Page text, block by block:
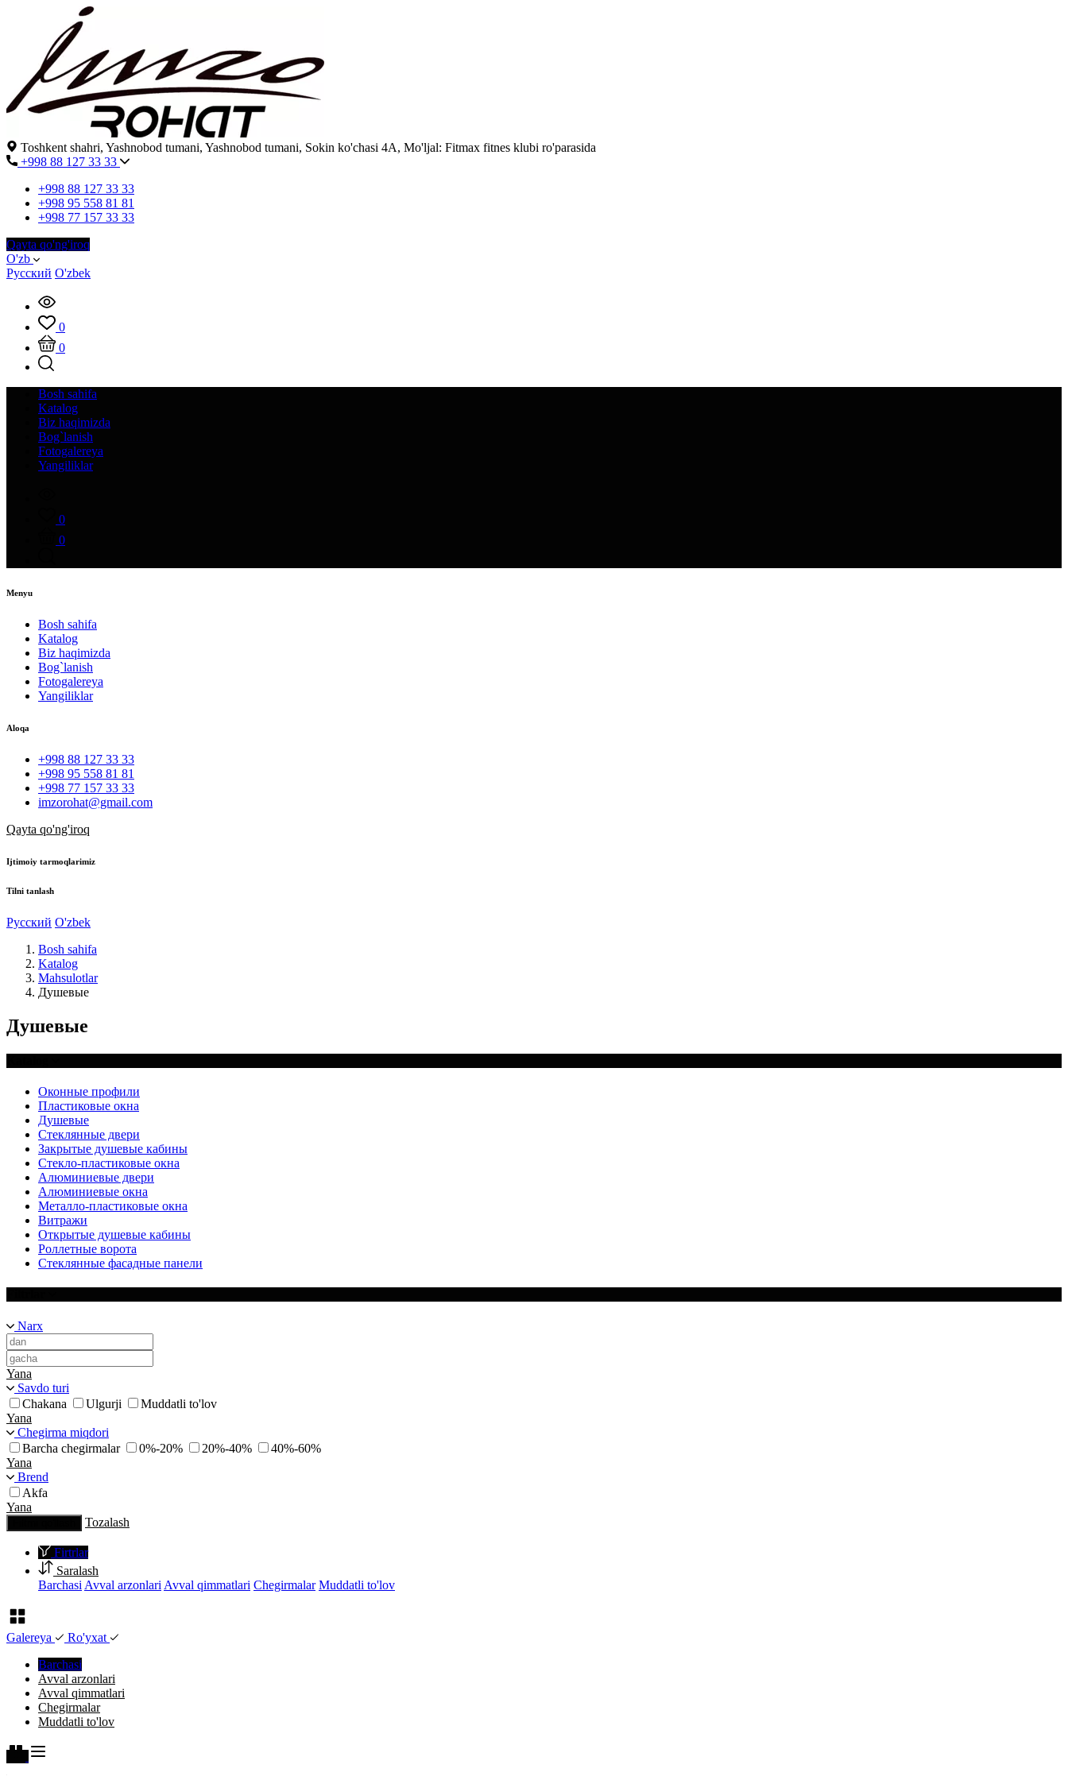
Toshkent shahri, Yashnobod tumani, Yashnobod tumani, Sokin ko'chasi 4A, Mo'ljal: Fitmax fitnes klubi ro'parasida
+998 88 127 33 33
+998 88 127 33 33
+998 95 558 81 81
+998 77 157 33 33
Qayta qo'ng'iroq
O'zb
Русский O'zbek
0
0
Bosh sahifa
Katalog
Biz haqimizda
Bog`lanish
Fotogalereya
Yangiliklar
0
0
Menyu
Bosh sahifa
Katalog
Biz haqimizda
Bog`lanish
Fotogalereya
Yangiliklar
Aloqa
+998 88 127 33 33
+998 95 558 81 81
+998 77 157 33 33
imzorohat@gmail.com
Qayta qo'ng'iroq
Ijtimoiy tarmoqlarimiz
Tilni tanlash
Русский O'zbek
Bosh sahifa
Katalog
Mahsulotlar
Душевые
Душевые
Оконные профили
Пластиковые окна
Душевые
Стеклянные двери
Закрытые душевые кабины
Стекло-пластиковые окна
Алюминиевые двери
Алюминиевые окна
Металло-пластиковые окна
Витражи
Открытые душевые кабины
Роллетные ворота
Стеклянные фасадные панели
Narx
Yana
Savdo turi
Chakana
Ulgurji
Muddatli to'lov
Yana
Chegirma miqdori
Barcha chegirmalar
0%-20% 20%-40%
40%-60%
Yana
Brend
Akfa
Yana
Tozalash
Firtrlar
Saralash
Barchasi Avval arzonlari Avval qimmatlari Chegirmalar Muddatli to'lov
Galereya
Ro'yxat
Barchasi
Avval arzonlari
Avval qimmatlari
Chegirmalar
Muddatli to'lov